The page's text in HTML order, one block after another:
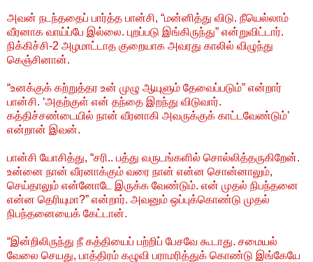
அவன் நடந்ததைப் பார்த்த பான்சி, “மன்னித்து விடு. நீயெல்லாம்
வீரனாக வாய்ப்பே இல்லை. புறப்படு இங்கிருந்து” என்றுவிட்டார்.
நிக்கிச்சி-2 அழமாட்டாத குறையாக அவரது காலில் விழுந்து
கெஞ்சினான்.
“உனக்குக் கற்றுத்தர உன் முழு ஆயுளும் தேவைப்படும்” என்றார்
பான்சி. ‘அதற்குள் என் தந்தை இறந்து விடுவார்.
கத்திச்சண்டையில் நான் வீரனாகி அவருக்குக் காட்டவேண்டும்’
என்றான் இவன்.
பான்சி யோசித்து, “சரி.. பத்து வருடங்களில் சொல்லித்தருகிறேன்.
உன்னை நான் வீரனாக்கும் வரை நான் என்ன சொன்னாலும்,
செய்தாலும் என்னோடே இருக்க வேண்டும். என் முதல் நிபந்தனை
என்ன தெரியுமா?” என்றார். அவனும் ஒப்புக்கொண்டு முதல்
நிபந்தனையைக் கேட்டான்.
“இன்றிலிருந்து நீ கத்தியைப் பற்றிப் பேசவே கூடாது. சமையல்
வேலை செயது, பாத்திரம் கழுவி பராமரித்துக் கொண்டு இங்கேயே